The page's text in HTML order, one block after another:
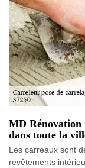
MD Rénovation
dans toute la
Les carreaux sont
revêtements